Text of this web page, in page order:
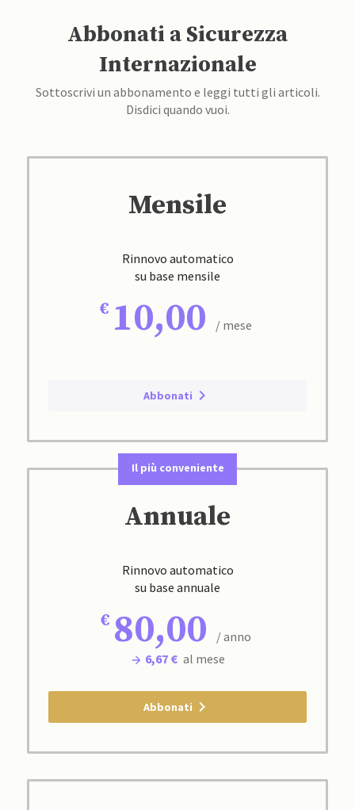
Abbonati a Sicurezza
Internazionale
Sottoscrivi un abbonamento e leggi tutti gli articoli.
Disdici quando vuoi.
Mensile
Rinnovo automatico
su base mensile
10,00 / mese
Abbonati
Il più conveniente
Annuale
Rinnovo automatico
su base annuale
80,00
/ anno
6,67 € al mese
Abbonati